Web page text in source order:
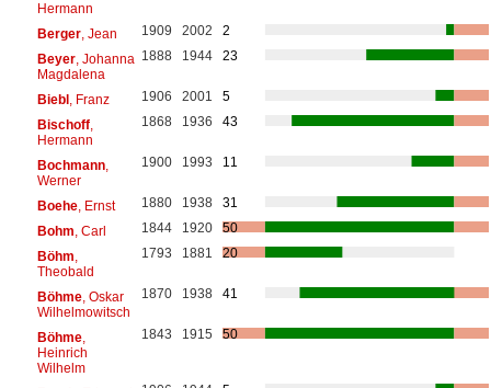
Hermann
Berger, Jean 1909 2002
2
Beyer, Johanna
Magdalena
1888 1944 23
Biebl, Franz 1906 2001
5
Bischoff,
Hermann
1868 1936 43
Bochmann,
Werner
1900 1993 11
Boehe, Ernst 1880 1938
31
Bohm , Carl 1844 1920
50
Böhm
Theobald
1793 1881 20
Böhme, Oskar
Wilhelmowitsch
1870 1938 41
Böhme,
Heinrich
Wilhelm
1843 1915 50